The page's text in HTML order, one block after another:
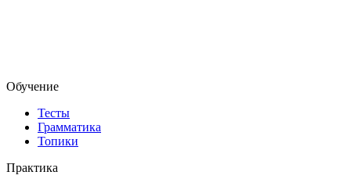
Обучение
Тесты
Грамматика
Топики
Практика